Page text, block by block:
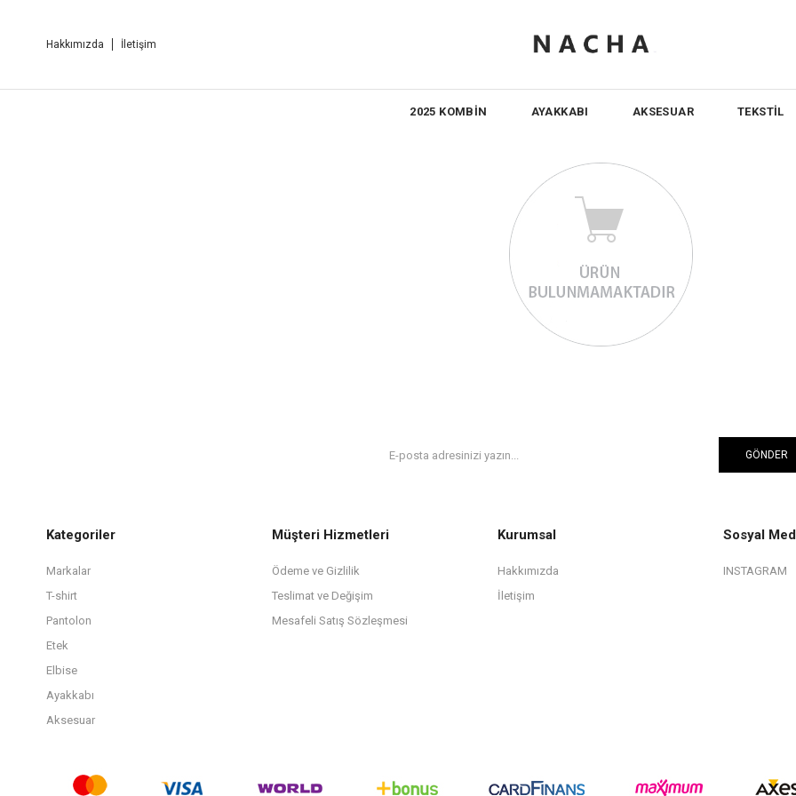
Hakkımızda İletişim
2025 KOMBİN AYAKKABI AKSESUAR TEKSTİL
GÖNDER
Kategoriler
Markalar
T-shirt
Pantolon
Etek
Elbise
Ayakkabı
Aksesuar
Müşteri Hizmetleri
Ödeme ve Gizlilik
Teslimat ve Değişim
Mesafeli Satış Sözleşmesi
Kurumsal
Hakkımızda
İletişim
Sosyal
INSTAGRAM